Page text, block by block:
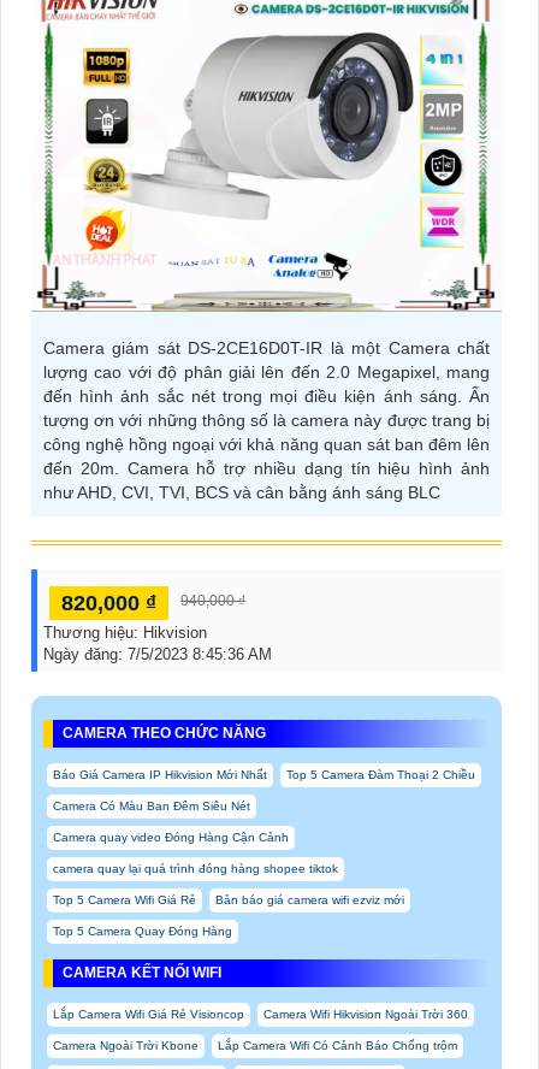
Camera giám sát DS-2CE16D0T-IR là một Camera chất
lượng cao với độ phân giải lên đến 2.0 Megapixel, mang
đến hình ảnh sắc nét trong mọi điều kiện ánh sáng. Ấn
tượng ơn với những thông số là camera này được trang bị
công nghệ hồng ngoại với khả năng quan sát ban đêm lên
đến 20m. Camera hỗ trợ nhiều dạng tín hiệu hình ảnh
như AHD, CVI, TVI, BCS và cân bằng ánh sáng BLC
820,000 ₫ 940,000 ₫
Thương hiệu: Hikvision
Ngày đăng: 7/5/2023 8:45:36 AM
CAMERA THEO CHỨC NĂNG
Báo Giá Camera IP Hikvision Mới Nhất Top 5 Camera Đàm Thoại 2 Chiều
Camera Có Màu Ban Đêm Siêu Nét
Camera quay video Đóng Hàng Cận Cảnh
camera quay lại quá trình đóng hàng shopee tiktok
Top 5 Camera Wifi Giá Rẻ Bản báo giá camera wifi ezviz mới
Top 5 Camera Quay Đóng Hàng
CAMERA KẾT NỐI WIFI
Lắp Camera Wifi Giá Rẻ Visioncop Camera Wifi Hikvision Ngoài Trời 360
Camera Ngoài Trời Kbone Lắp Camera Wifi Có Cảnh Báo Chống trộm